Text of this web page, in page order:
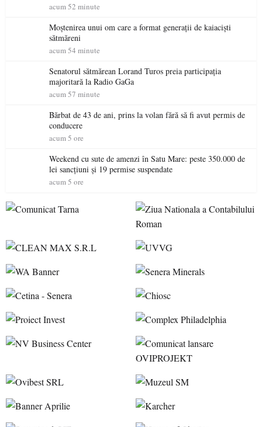
acum 52 minute
Moștenirea unui om care a format generații de kaiaciști
sătmăreni
acum 54 minute
Senatorul sătmărean Lorand Turos preia participația
majoritară la Radio GaGa
acum 57 minute
Bărbat de 43 de ani, prins la volan fără să fi avut permis de
conducere
acum 5 ore
Weekend cu sute de amenzi în Satu Mare: peste 350.000 de
lei sancțiuni și 19 permise suspendate
acum 5 ore